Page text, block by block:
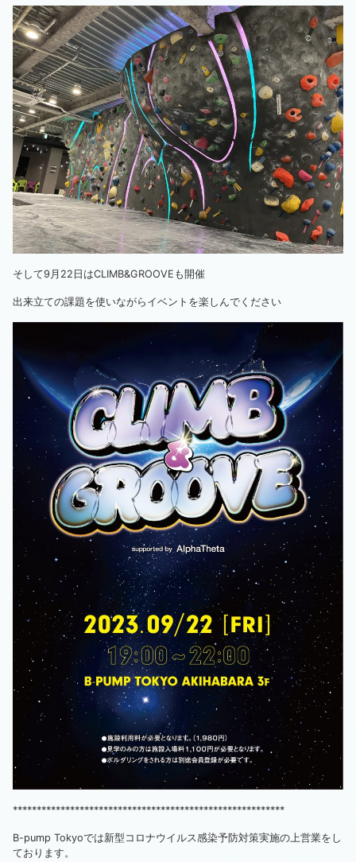
そして9月22日はCLIMB&GROOVEも開催
出来立ての課題を使いながらイベントを楽しんでください
*********************************************************
B-pump Tokyoでは新型コロナウイルス感染予防対策実施の上営業をし
ております。